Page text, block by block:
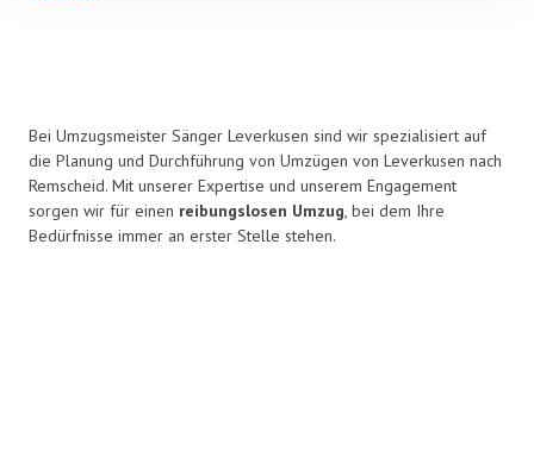
Bei Umzugsmeister Sänger Leverkusen sind wir spezialisiert auf
die Planung und Durchführung von Umzügen von Leverkusen nach
Remscheid. Mit unserer Expertise und unserem Engagement
sorgen wir für einen reibungslosen Umzug, bei dem Ihre
Bedürfnisse immer an erster Stelle stehen.